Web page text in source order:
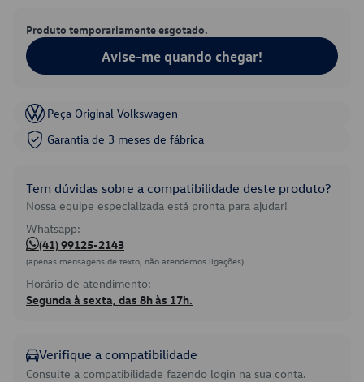
Produto temporariamente esgotado.
Avise-me quando chegar!
Peça Original Volkswagen
Garantia de 3 meses de fábrica
Tem dúvidas sobre a compatibilidade deste produto?
Nossa equipe especializada está pronta para ajudar!
Whatsapp:
(41) 99125-2143
(apenas mensagens de texto, não atendemos ligações)
Horário de atendimento:
Segunda à sexta, das 8h às 17h.
Verifique a compatibilidade
Consulte a compatibilidade fazendo login na sua conta.